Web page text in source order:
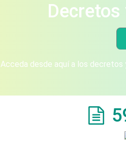
Acceda desde aquí a los